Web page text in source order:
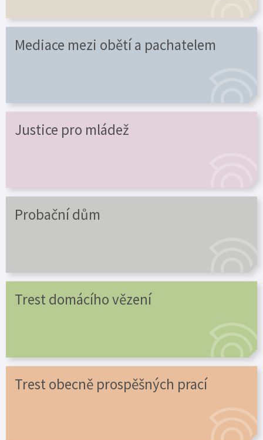
Mediace mezi obětí a pachatelem
Justice pro mládež
Probační dům
Trest domácího vězení
Trest obecně prospěšných prací